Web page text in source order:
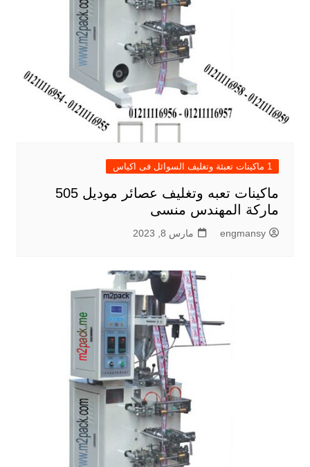
1 ماكينات تعبئة وتغليف السوائل فى اكياس
ماكينات تعبه وتغليف عصائر موديل 505
ماركة المهندس منسى
engmansy مارس 8, 2023